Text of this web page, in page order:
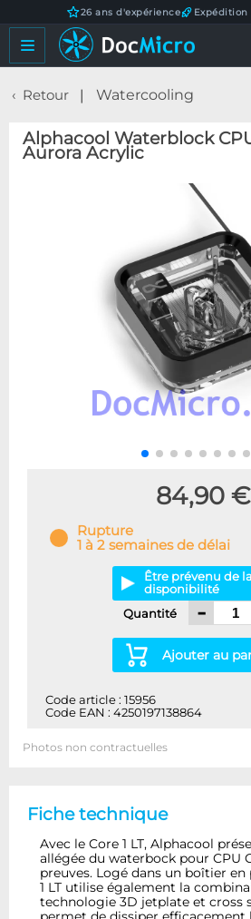
26 ans d'expérience Expédition
Retour Watercooling
Alphacool Waterblock
Aurora Acrylic
84,90 €
Rupture
1 à 2 semaines de délai
Être prévenu de la
disponibilité
Quantité
-
Ajouter au
Code article : 15956
Code EAN : 4250197138864
Photos non contractuelles
Fiche technique
Avec le Core 1 LT, Alphacool
allégée du waterbock pour CPU
preuves. Logé dans un boîtier en
1 LT utilise également la
technologie 3D jetplate et cross